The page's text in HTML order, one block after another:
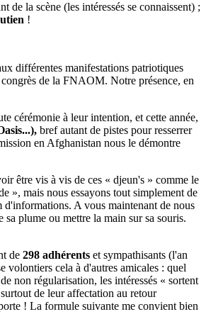
de la scène (les intéressés se connaissent) ;
!
différentes manifestations patriotiques
de la FNAOM. Notre présence, en
cérémonie à leur intention, et cette année,
bref autant de pistes pour resserrer
en Afghanistan nous le démontre
être vis à vis de ces « djeun's » comme le
», mais nous essayons tout simplement de
A vous maintenant de nous
plume ou mettre la main sur sa souris.
de 298 adhérents et sympathisants (l'an
volontiers cela à d'autres amicales : quel
non régularisation, les intéressés « sortent
de leur affectation au retour
! La formule suivante me convient bien